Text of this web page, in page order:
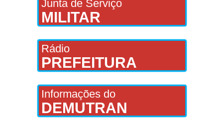
Junta de Serviço
MILITAR
Rádio
PREFEITURA
Informações do
DEMUTRAN